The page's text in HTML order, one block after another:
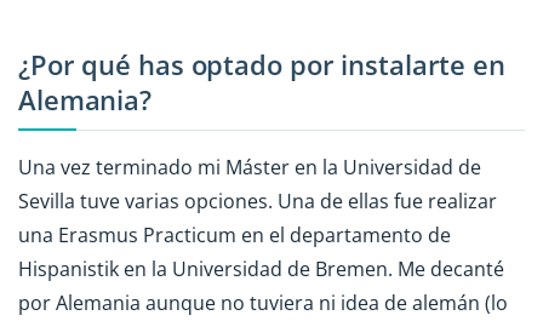
¿Por qué has optado por instalarte en
Alemania?
Una vez terminado mi Máster en la Universidad de
Sevilla tuve varias opciones. Una de ellas fue realizar
una Erasmus Practicum en el departamento de
Hispanistik en la Universidad de Bremen. Me decanté
por Alemania aunque no tuviera ni idea de alemán (lo